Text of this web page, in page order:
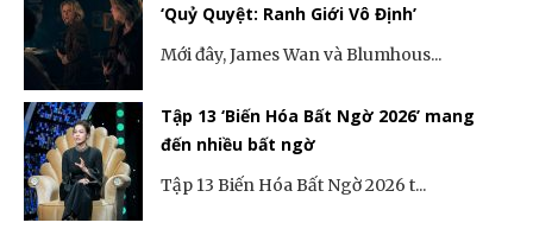
‘Quỷ Quyệt: Ranh Giới Vô Định’
Mới đây, James Wan và Blumhous...
Tập 13 ‘Biến Hóa Bất Ngờ 2026’ mang
đến nhiều bất ngờ
Tập 13 Biến Hóa Bất Ngờ 2026 t...